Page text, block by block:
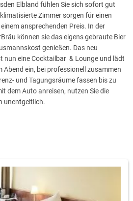
Elbland fühlen Sie sich sofort gut
Zimmer sorgen für einen
ansprechenden Preis. In der
können sie das eigens gebraute Bier
genießen. Das neu
nun eine Cocktailbar & Lounge und lädt
Abend ein, bei professionell zusammen
und Tagungsräume fassen bis zu
dem Auto anreisen, nutzen Sie die
unentgeltlich.
der Rezeption hilft Ihnen gerne mit
und einem Tresorfach. Darüber
Familien tolle Annehmlichkeiten wie